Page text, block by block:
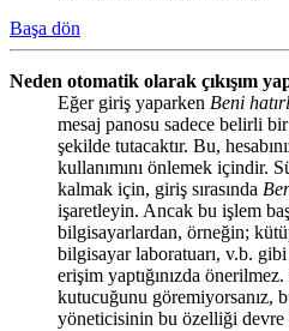
Başa dön
Neden otomatik olarak çıkışım
Eğer giriş yaparken Beni
mesaj panosu sadece belirli
şekilde tutacaktır. Bu,
kullanımını önlemek içindir.
kalmak için, giriş sırasında
işaretleyin. Ancak bu işlem
bilgisayarlardan, örneğin;
bilgisayar laboratuarı, v.b.
erişim yaptığınızda önerilmez.
kutucuğunu göremiyorsanız,
yöneticisinin bu özelliği devre